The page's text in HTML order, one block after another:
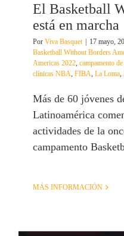
El Basketball
está en marcha
Por Viva Basquet | 17 mayo,
Basketball Without Borders
Americas 2022 campamento
clínicas NBA FIBA La Loma
Más de 60 jóvenes
Latinoamérica
actividades de la
campamento
MÁS INFORMACIÓN